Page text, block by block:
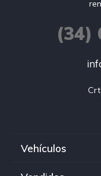
(34)
Vehículos